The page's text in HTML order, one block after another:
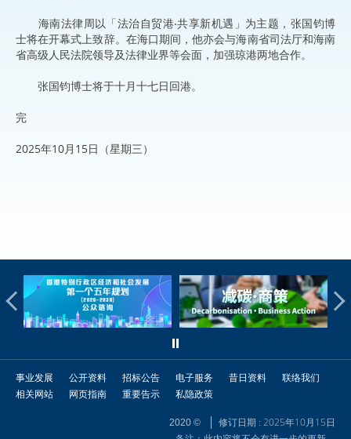
海南法律周以「法治自贸港‧共享新机遇」为主题，张国钧博
士将在开幕式上致辞。在海口期间，他亦会与海南省司法厅和海南
省高级人民法院领导及法律业界等会面，加强琼港两地合作。
张国钧博士将于十月十七日回港。
完
2025年10月15日（星期三）
事业发展 公开资料 招标公告 电子服务 昔日资料
联络我们
相关网站
网页指南 重要告示 私隐政策
2020 ©
修订日期 : 2025年10月15日